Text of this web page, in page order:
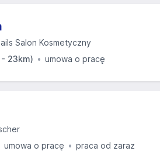
Salon Kosmetyczny
23km)
umowa o pracę
umowa o pracę praca od zaraz